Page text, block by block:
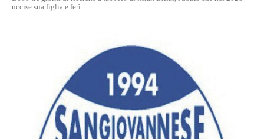
uccise sua figlia e ferì...